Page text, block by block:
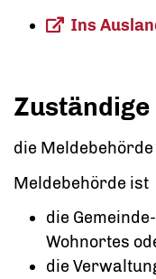
Ins
Zuständige
die Meldebehörde
Meldebehörde ist
die
Wohnortes
die